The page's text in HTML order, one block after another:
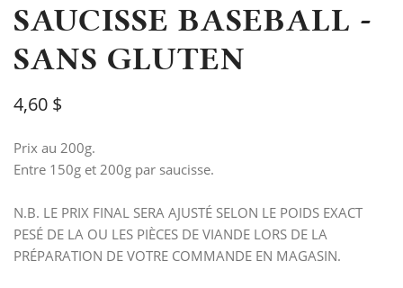
SAUCISSE BASEBALL -
SANS GLUTEN
4,60 $
Prix au 200g.
Entre 150g et 200g par saucisse.
N.B. LE PRIX FINAL SERA AJUSTÉ SELON LE POIDS EXACT
PESÉ DE LA OU LES PIÈCES DE VIANDE LORS DE LA
PRÉPARATION DE VOTRE COMMANDE EN MAGASIN.